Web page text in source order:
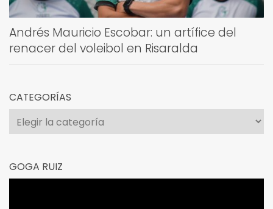
Andrés Mauricio Escobar: un artífice del
renacer del voleibol en Risaralda
CATEGORÍAS
Categorías
GOGA RUIZ